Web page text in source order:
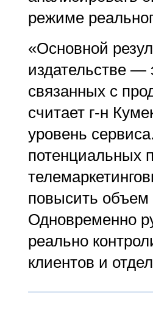
режиме
«Основной
издательстве —
связанных с
считает г-н
уровень
потенциальных
повысить
Одновременно
реально
клиентов и